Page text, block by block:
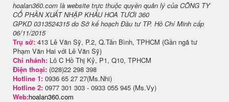
hoalan360.com là website trực thuộc quyền quản lý của CÔNG TY
CỔ PHẦN XUẤT NHẬP KHẨU HOA TƯƠI 360
GPKD 0313524315 do Sở kế hoạch Đầu tư TP. Hồ Chí Minh cấp
06/11/2015
Trụ sở: 413 Lê Văn Sỹ, P.2, Q.Tân Bình, TPHCM (Gần ngã tư
Phạm Văn Hai với Lê Văn Sỹ)
Chi nhánh: Lô C Hồ Thị Kỷ, P1, Q10, TPHCM
Điện thoại: (028)22 298 398
Hotline 1: 0936 65 27 27(Ms.Nhi)
Hotline 2: 0977 301 303 - 0933 055 945 (Ms.Vy)
Web:hoalan360.com